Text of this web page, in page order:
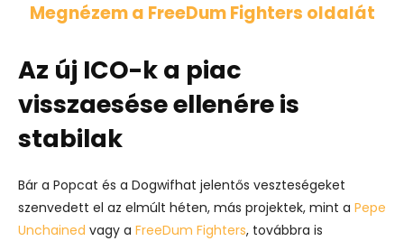
Megnézem a FreeDum Fighters oldalát
Az új ICO-k a piac
visszaesése ellenére is
stabilak
Bár a Popcat és a Dogwifhat jelentős veszteségeket
szenvedett el az elmúlt héten, más projektek, mint a Pepe
Unchained vagy a FreeDum Fighters, továbbra is